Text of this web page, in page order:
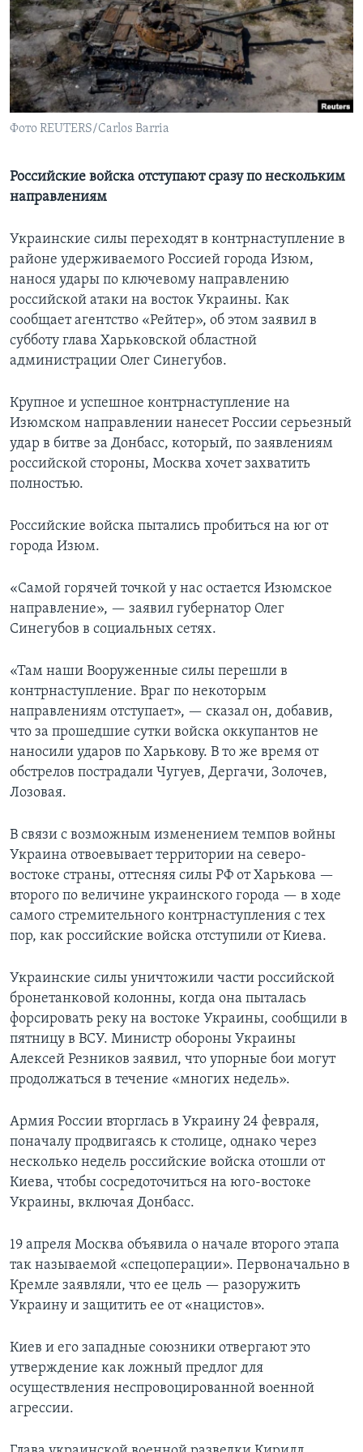
Learning English
СОЦИАЛЬНЫЕ СЕТИ
Фото REUTERS/Carlos Barria
Российские войска отступают сразу по нескольким
направлениям
Украинские силы переходят в контрнаступление в
районе удерживаемого Россией города Изюм,
нанося удары по ключевому направлению
российской атаки на восток Украины. Как
сообщает агентство «Рейтер», об этом заявил в
субботу глава Харьковской областной
администрации Олег Синегубов.
Крупное и успешное контрнаступление на
Изюмском направлении нанесет России серьезный
удар в битве за Донбасс, который, по заявлениям
российской стороны, Москва хочет захватить
полностью.
Российские войска пытались пробиться на юг от
города Изюм.
«Самой горячей точкой у нас остается Изюмское
направление», — заявил губернатор Олег
Синегубов в социальных сетях.
«Там наши Вооруженные силы перешли в
контрнаступление. Враг по некоторым
направлениям отступает», — сказал он, добавив,
что за прошедшие сутки войска оккупантов не
наносили ударов по Харькову. В то же время от
обстрелов пострадали Чугуев, Дергачи, Золочев,
Лозовая.
В связи с возможным изменением темпов войны
Украина отвоевывает территории на северо-
востоке страны, оттесняя силы РФ от Харькова —
второго по величине украинского города — в ходе
самого стремительного контрнаступления с тех
пор, как российские войска отступили от Киева.
Украинские силы уничтожили части российской
бронетанковой колонны, когда она пыталась
форсировать реку на востоке Украины, сообщили в
пятницу в ВСУ. Министр обороны Украины
Алексей Резников заявил, что упорные бои могут
продолжаться в течение «многих недель».
Армия России вторглась в Украину 24 февраля,
поначалу продвигаясь к столице, однако через
несколько недель российские войска отошли от
Киева, чтобы сосредоточиться на юго-востоке
Украины, включая Донбасс.
19 апреля Москва объявила о начале второго этапа
так называемой «спецоперации». Первоначально в
Кремле заявляли, что ее цель — разоружить
Украину и защитить ее от «нацистов».
Киев и его западные союзники отвергают это
утверждение как ложный предлог для
осуществления неспровоцированной военной
агрессии.